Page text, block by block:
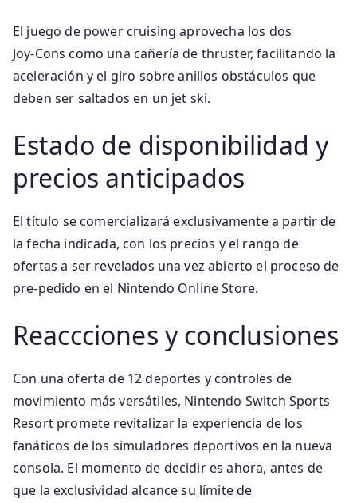
El juego de power cruising aprovecha los dos
Joy‑Cons como una cañería de thruster, facilitando la
aceleración y el giro sobre anillos obstáculos que
deben ser saltados en un jet ski.
Estado de disponibilidad y
precios anticipados
El título se comercializará exclusivamente a partir de
la fecha indicada, con los precios y el rango de
ofertas a ser revelados una vez abierto el proceso de
pre‑pedido en el Nintendo Online Store.
Reaccciones y conclusiones
Con una oferta de 12 deportes y controles de
movimiento más versátiles, Nintendo Switch Sports
Resort promete revitalizar la experiencia de los
fanáticos de los simuladores deportivos en la nueva
consola. El momento de decidir es ahora, antes de
que la exclusividad alcance su límite de